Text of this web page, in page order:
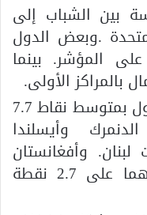
بين الشباب إلى
.وبعض الدول
المؤشر. بينما
الأولى.
ظلت فنلندا في المركز الأول بمتوسط نقاط 7.7
وأيسلندا
وأفغانستان
المركزين الأخيرين بحصولهما على 2.7 نقطة